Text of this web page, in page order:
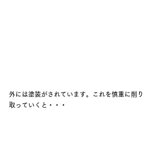
外には塗装がされています。これを慎重に削り
取っていくと・・・